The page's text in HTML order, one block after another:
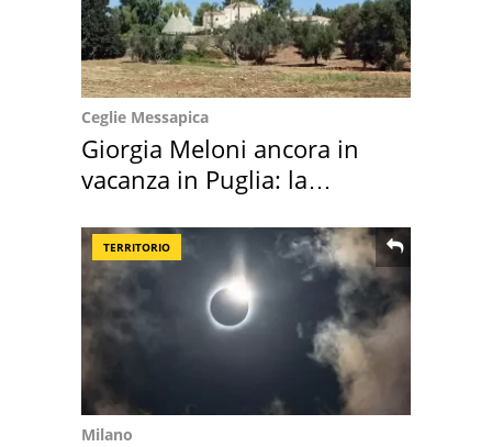
Ceglie Messapica
Giorgia Meloni ancora in
vacanza in Puglia: la
TERRITORIO
Milano